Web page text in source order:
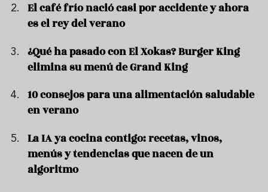
El café frío nació casi por accidente y ahora
es el rey del verano
¿Qué ha pasado con El Xokas? Burger King
elimina su menú de Grand King
10 consejos para una alimentación saludable
en verano
La IA ya cocina contigo: recetas, vinos,
menús y tendencias que nacen de un
algoritmo